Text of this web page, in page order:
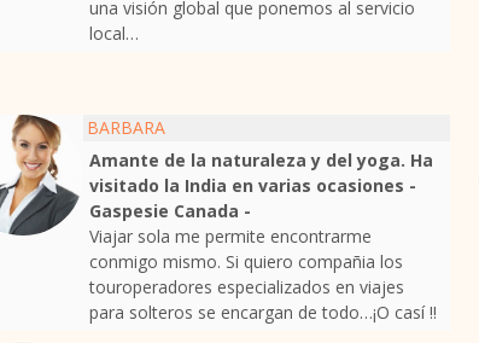
una visión global que ponemos al servicio
local…
BARBARA
Amante de la naturaleza y del yoga. Ha
visitado la India en varias ocasiones -
Gaspesie Canada -
Viajar sola me permite encontrarme
conmigo mismo. Si quiero compañia los
touroperadores especializados en viajes
para solteros se encargan de todo…¡O casí !!